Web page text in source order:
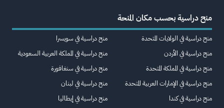
منح دراسية بحسب مكان المنحة
منح دراسية في الولايات المتحدة
منح دراسية في الأردن
منح دراسية في المملكة المتحدة
منح دراسية في الإمارات العربية المتحدة
منح دراسية في كندا
منح دراسية في سويسرا
منح دراسية في المملكة العربية السعودية
منح دراسية في سنغافورة
منح دراسية في لبنان
منح دراسية في إيطاليا